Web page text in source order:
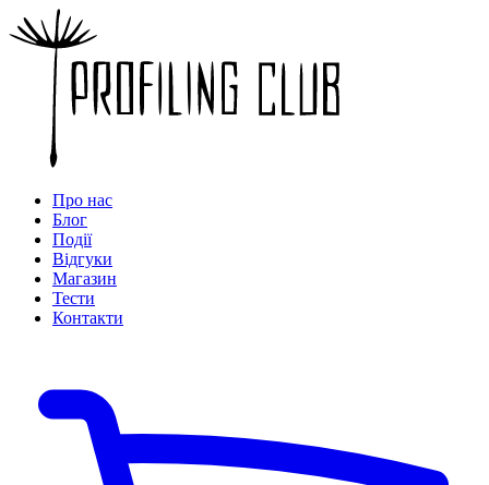
Про нас
Блог
Події
Відгуки
Магазин
Тести
Контакти